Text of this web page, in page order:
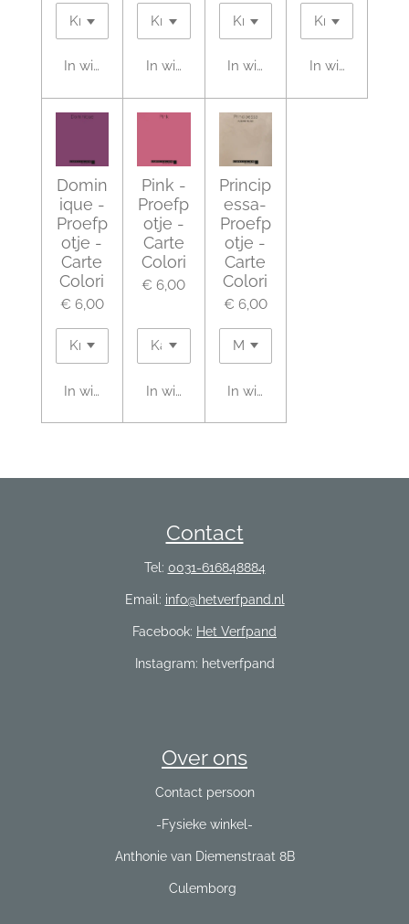
In winkelwagenIn winkelwagenIn winkelwagenIn winkelwagen
Domin
ique -
Proefp
otje -
Carte
Colori
€ 6,00
In winkelwagen
Pink -
Proefp
otje -
Carte
Colori
€ 6,00
In winkelwagen
Princip
essa-
Proefp
otje -
Carte
Colori
€ 6,00
In winkelwagen
Contact
Tel: 0031-616848884
Email: info@hetverfpand.nl
Facebook: Het Verfpand
Instagram: hetverfpand
Over ons
Contact persoon
-Fysieke winkel-
Anthonie van Diemenstraat 8B
Culemborg